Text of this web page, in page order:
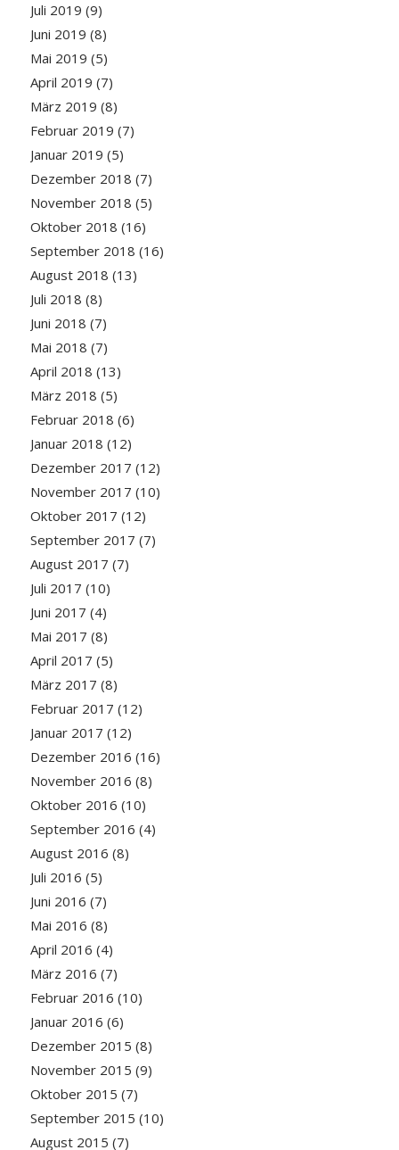
Juli 2019 (9)
Juni 2019 (8)
Mai 2019 (5)
April 2019 (7)
März 2019 (8)
Februar 2019 (7)
Januar 2019 (5)
Dezember 2018 (7)
November 2018 (5)
Oktober 2018 (16)
September 2018 (16)
August 2018 (13)
Juli 2018 (8)
Juni 2018 (7)
Mai 2018 (7)
April 2018 (13)
März 2018 (5)
Februar 2018 (6)
Januar 2018 (12)
Dezember 2017 (12)
November 2017 (10)
Oktober 2017 (12)
September 2017 (7)
August 2017 (7)
Juli 2017 (10)
Juni 2017 (4)
Mai 2017 (8)
April 2017 (5)
März 2017 (8)
Februar 2017 (12)
Januar 2017 (12)
Dezember 2016 (16)
November 2016 (8)
Oktober 2016 (10)
September 2016 (4)
August 2016 (8)
Juli 2016 (5)
Juni 2016 (7)
Mai 2016 (8)
April 2016 (4)
März 2016 (7)
Februar 2016 (10)
Januar 2016 (6)
Dezember 2015 (8)
November 2015 (9)
Oktober 2015 (7)
September 2015 (10)
August 2015 (7)